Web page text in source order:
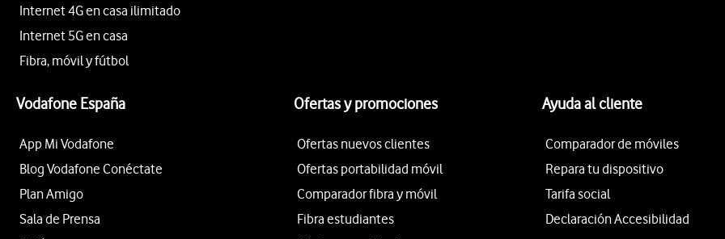
Internet 4G en casa ilimitado
Internet 5G en casa
Fibra, móvil y fútbol
Vodafone España
App Mi Vodafone
Blog Vodafone Conéctate
Plan Amigo
Sala de Prensa
Ofertas y promociones
Ofertas nuevos clientes
Ofertas portabilidad móvil
Comparador fibra y móvil
Fibra estudiantes
Ayuda al cliente
Comparador de móviles
Repara tu dispositivo
Tarifa social
Declaración Accesibilidad